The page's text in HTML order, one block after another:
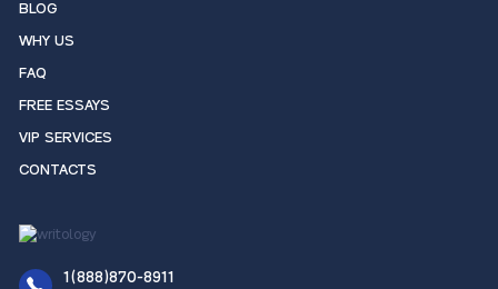
BLOG
WHY US
FAQ
FREE ESSAYS
VIP SERVICES
CONTACTS
1(888)870-8911